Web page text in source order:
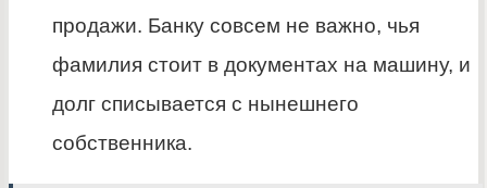
продажи. Банку совсем не важно, чья
фамилия стоит в документах на машину, и
долг списывается с нынешнего
собственника.